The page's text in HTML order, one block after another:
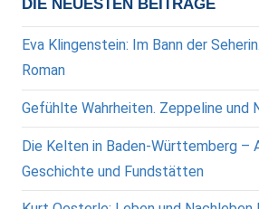
DIE NEUESTEN BEITRÄGE
Eva Klingenstein: Im Bann der
Roman
Gefühlte Wahrheiten. Zeppeline und
Die Kelten in Baden-Württemberg –
Geschichte und Fundstätten